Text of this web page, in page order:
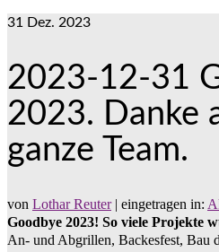
31 Dez. 2023
2023-12-31
2023. Danke
ganze Team.
von Lothar Reuter | eingetragen in:
Goodbye 2023! So viele Projekte
An- und Abgrillen, Backesfest, Bau